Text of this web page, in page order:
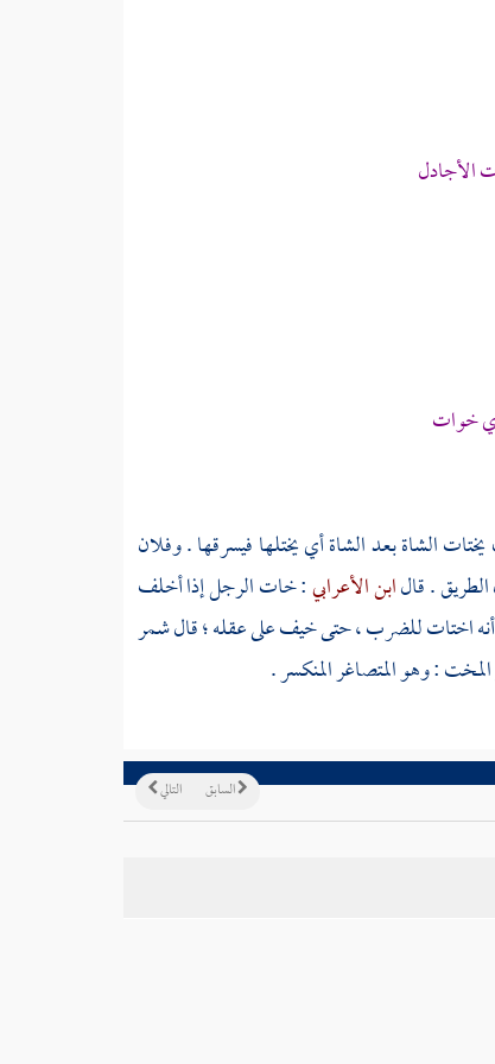
الأجادل
خوات
الشاة بعد الشاة أي يختلها فيسرقها . وفلان
. قالابن الأعرابي: خات الرجل إذا أخلف
اختات للضرب ، حتى خيف على عقله ؛ قالشمر
: وهو المتصاغر المنكسر .
التالي السابق